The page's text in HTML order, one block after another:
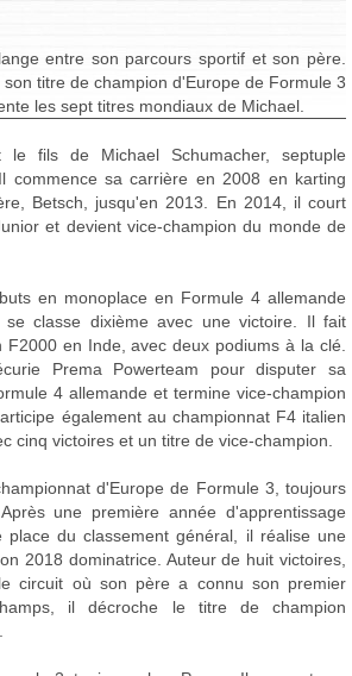
entre son parcours sportif et son père.
titre de champion d'Europe de Formule 3
les sept titres mondiaux de Michael.
le fils de Michael Schumacher, septuple
commence sa carrière en 2008 en karting
Betsch, jusqu'en 2013. En 2014, il court
et devient vice-champion du monde de
en monoplace en Formule 4 allemande
classe dixième avec une victoire. Il fait
en Inde, avec deux podiums à la clé.
Prema Powerteam pour disputer sa
4 allemande et termine vice-champion
également au championnat F4 italien
cinq victoires et un titre de vice-champion.
d'Europe de Formule 3, toujours
une première année d'apprentissage
place du classement général, il réalise une
2018 dominatrice. Auteur de huit victoires,
circuit où son père a connu son premier
il décroche le titre de champion